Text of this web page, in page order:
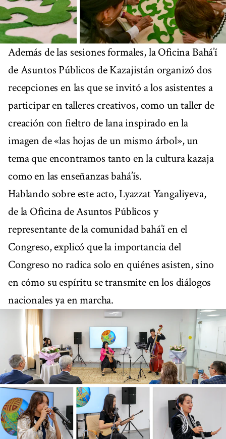
Además de las sesiones formales, la Oficina Bahá’í
de Asuntos Públicos de Kazajistán organizó dos
recepciones en las que se invitó a los asistentes a
participar en talleres creativos, como un taller de
creación con fieltro de lana inspirado en la
imagen de «las hojas de un mismo árbol», un
tema que encontramos tanto en la cultura kazaja
como en las enseñanzas bahá’ís.
Hablando sobre este acto, Lyazzat Yangaliyeva,
de la Oficina de Asuntos Públicos y
representante de la comunidad bahá’í en el
Congreso, explicó que la importancia del
Congreso no radica solo en quiénes asisten, sino
en cómo su espíritu se transmite en los diálogos
nacionales ya en marcha.